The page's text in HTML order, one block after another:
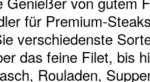
für Premium-
verschiedenste
das feine Filet, bis
Rouladen,